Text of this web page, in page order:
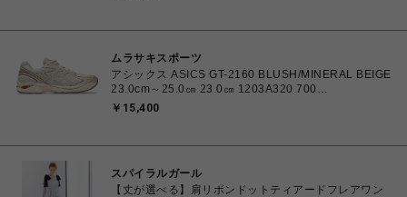
ムラサキスポーツ
アシックス ASICS GT-2160 BLUSH/MINERAL BEIGE
23.0cm～25.0㎝ 23.0㎝ 1203A320.700
4571633253669 レディース スニーカー スポーツスタ
￥15,400
スパイラルガール
【丈が選べる】肩リボンドットティアードフレアワン